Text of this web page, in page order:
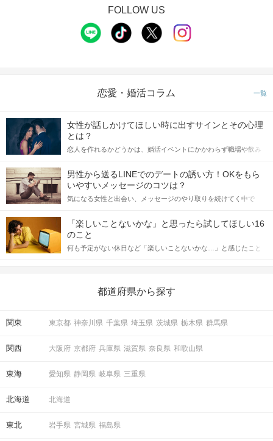
FOLLOW US
恋愛・婚活コラム 一覧
女性が話しかけてほしい時に出すサインとその心理
とは？
恋人を作れるかどうかは、婚活イベントにかかわらず職場や飲み
てアプローチできるかにも左右されます。 これから恋人作りを本
格的に始めようとしている方は、女性が異性を求めて出すサイン
をしっかりと理解し、正しい行動に移せるかどうかが重要。 この
記事では、女性が話しかけて欲しい時に出すサインとその心理を
合にどのような行動に繋げるべきかをご紹介していきます。
男性から送るLINEでのデートの誘い方！OKをもら
いやすいメッセージのコツは？
気になる女性と出会い、メッセージのやり取りを続けてく中で
しかし、中には「どう誘ったらいいの？」とお困りの男性もいら
っしゃるのではないでしょうか。 そこで今回は、男性から女性へ
送るLINEでのデートの誘い方のコツをご紹介します。例文も混じ
えながら解説するので、ぜひ参考にしてください。
「楽しいことないかな」と思ったら試してほしい16
のこと
何も予定がない休日など「楽しいことないかな…」と感じたこと
の楽しいことアイデアを集めました♪ いままさに楽しいことを探し
都道府県から探す
関東 東京都 神奈川県 千葉県 埼玉県 茨城県 栃木県 群馬県
関西 大阪府 京都府 兵庫県 滋賀県 奈良県 和歌山県
東海 愛知県 静岡県 岐阜県 三重県
北海道 北海道
東北 岩手県 宮城県 福島県